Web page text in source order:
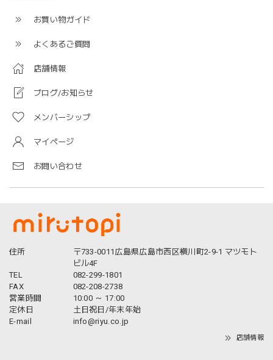
お買い物ガイド
よくあるご質問
店舗情報
ブログ/お知らせ
メンバーシップ
マイページ
お問い合わせ
住所
〒733-0011広島県広島市西区横川町2-9-1 マツモト
ビル4F
TEL
082-299-1801
FAX
082-208-2738
営業時間
10:00 ～ 17:00
定休日
土日祝日/年末年始
E-mail
info@riyu.co.jp
店舗情報